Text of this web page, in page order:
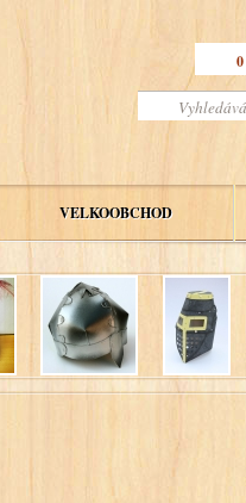
0
VELKOOBCHOD